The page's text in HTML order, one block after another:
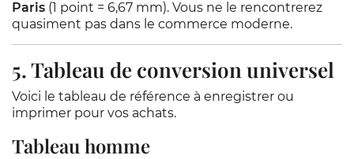
Paris (1 point = 6,67 mm). Vous ne le rencontrerez
quasiment pas dans le commerce moderne.
5. Tableau de conversion universel
Voici le tableau de référence à enregistrer ou
imprimer pour vos achats.
Tableau homme